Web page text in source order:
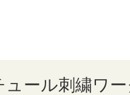
ュール刺繍ワ